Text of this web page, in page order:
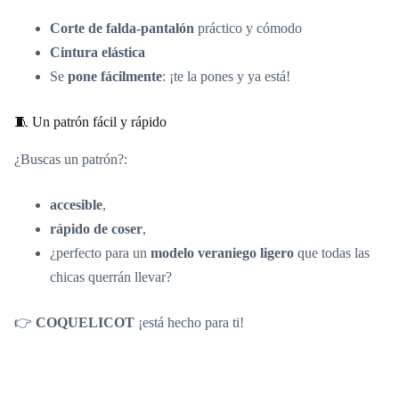
Corte de falda-pantalón práctico y cómodo
Cintura elástica
Se pone fácilmente: ¡te la pones y ya está!
🧵 Un patrón fácil y rápido
¿Buscas un patrón?:
accesible,
rápido de coser,
¿perfecto para un modelo veraniego ligero que todas las
chicas querrán llevar?
👉 COQUELICOT ¡está hecho para ti!